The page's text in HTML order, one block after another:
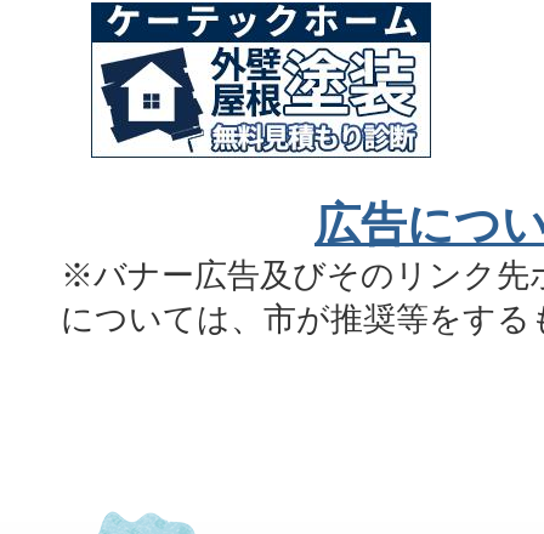
広告につ
※バナー広告及びそのリンク先
については、市が推奨等をす